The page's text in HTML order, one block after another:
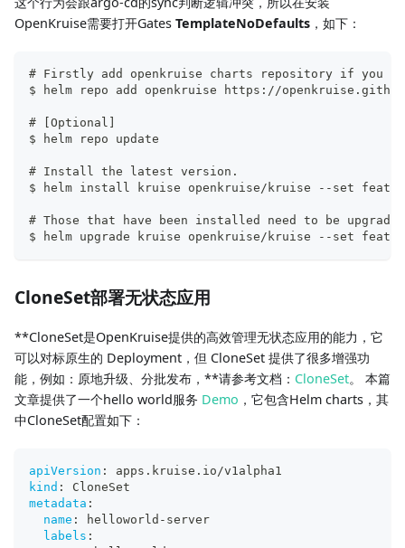
OpenKruise需要打开Gates TemplateNoDefaults ，如下：
# Firstly add openkruise charts repository if you
$ helm repo add openkruise https://
# [Optional]
$ helm repo update
# Install the latest version.
$ helm install kruise openkruise/kruise --set
# Those that have been installed need to be upgraded
$ helm upgrade kruise openkruise/kruise --set
CloneSet部署无状态应用
**CloneSet是OpenKruise提供的高效管理无状态应用的能力，它
可以对标原生的 Deployment，但 CloneSet 提供了很多增强功
能，例如：原地升级、分批发布，**请参考文档： CloneSet。 本篇
文章提供了一个hello world服务 Demo ，它包含Helm charts，其
中CloneSet配置如下：
apiVersion :
apps.kruise.io/v1alpha1
kind :
CloneSet
metadata :
name : helloworld - server
labels :